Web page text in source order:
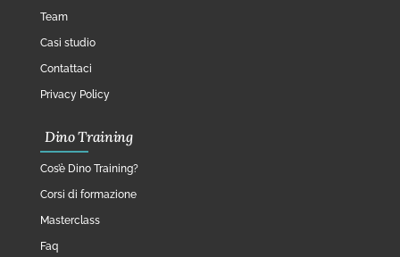
Team
Casi studio
Contattaci
Privacy Policy
Dino Training
Cos’è Dino Training?
Corsi di formazione
Masterclass
Faq